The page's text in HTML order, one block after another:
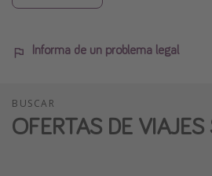
Informa de un problema legal
BUSCAR
OFERTAS DE